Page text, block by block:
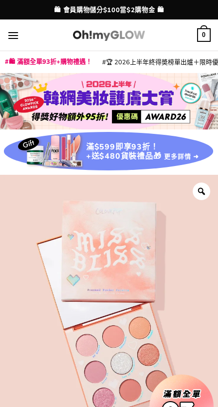
to
content
配送港澳
🛍️ 會員購物儲分$100當$2購物金 🛍️
0
🛍️ 滿額全單93折+購物禮遇！ 🏆 2026上半年終得奬榜單出爐＋限時
滿$599即享93折！
+送$480貨裝禮品🎁 更多詳情 ➜